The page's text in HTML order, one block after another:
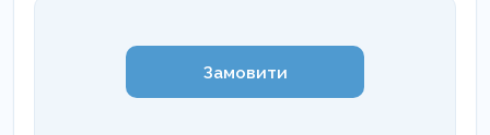
Замовити